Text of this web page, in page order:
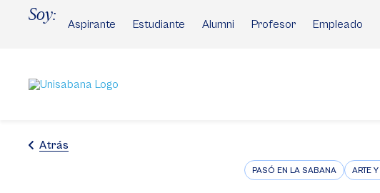
Soy:
Aspirante Estudiante Alumni Profesor Empleado
Atrás
PASÓ EN LA SABANA ARTE